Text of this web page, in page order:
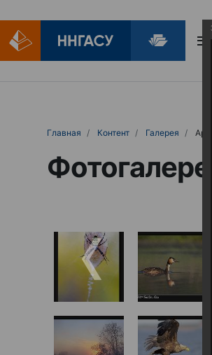
Главная Контент Галерея
Фотогалерея